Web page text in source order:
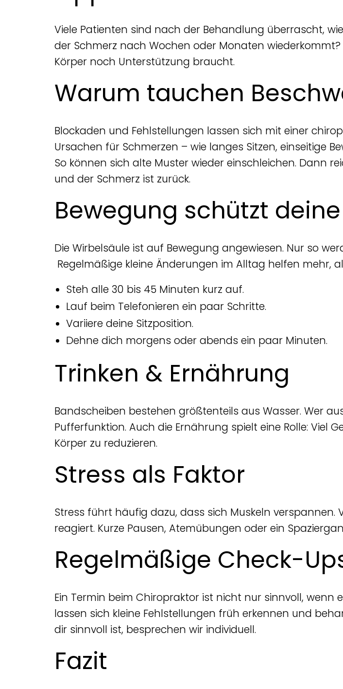
Viele Patienten sind nach der Behandlung überrascht,
der Schmerz nach Wochen oder Monaten wiederkommt?
Körper noch Unterstützung braucht.
Warum tauchen
Blockaden und Fehlstellungen lassen sich mit einer
Ursachen für Schmerzen – wie langes Sitzen, einseitige
So können sich alte Muster wieder einschleichen. Dann
und der Schmerz ist zurück.
Bewegung schützt
Die Wirbelsäule ist auf Bewegung angewiesen. Nur so
Regelmäßige kleine Änderungen im Alltag helfen mehr,
Steh alle 30 bis 45 Minuten kurz auf.
Lauf beim Telefonieren ein paar Schritte.
Variiere deine Sitzposition.
Dehne dich morgens oder abends ein paar Minuten.
Trinken & Ernährung
Bandscheiben bestehen größtenteils aus Wasser. Wer
Pufferfunktion. Auch die Ernährung spielt eine Rolle: Viel
Körper zu reduzieren.
Stress als Faktor
Stress führt häufig dazu, dass sich Muskeln verspannen.
reagiert. Kurze Pausen, Atemübungen oder ein
Regelmäßige Check-
Ein Termin beim Chiropraktor ist nicht nur sinnvoll, wenn
lassen sich kleine Fehlstellungen früh erkennen und
dir sinnvoll ist, besprechen wir individuell.
Fazit